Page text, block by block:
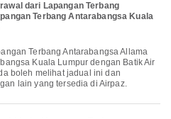
dari Lapangan Terbang
Terbang Antarabangsa Kuala
Kuala Lumpur dengan Batik Air
boleh melihat jadual ini dan
lain yang tersedia di Airpaz.